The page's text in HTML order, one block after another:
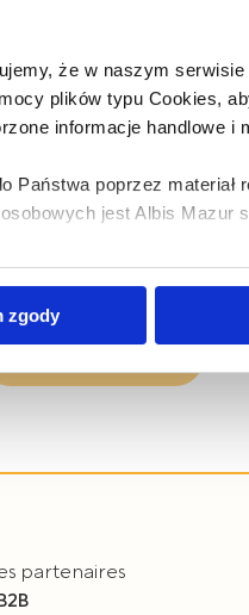
że w naszym
plików typu Cookies,
informacje handlowe i
Państwa poprzez materiał
jest Albis Mazur
oraz zasady
zgody
Où acheter ?
partenaires